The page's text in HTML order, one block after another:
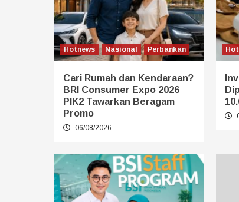
Hotnews Nasional Perbankan
Cari Rumah dan Kendaraan?
BRI Consumer Expo 2026
PIK2 Tawarkan Beragam
Promo
06/08/2026